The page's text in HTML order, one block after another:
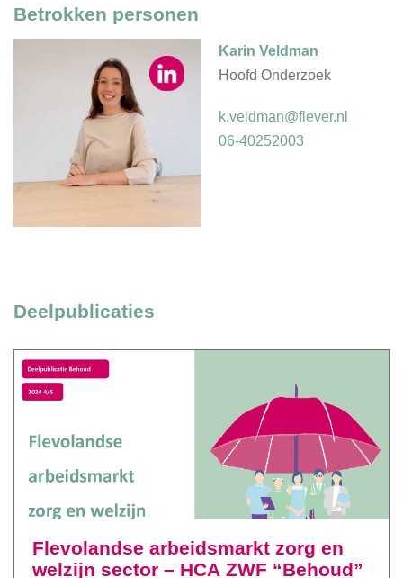
Betrokken personen
Karin Veldman
Hoofd Onderzoek
k.veldman@flever.nl
06-40252003
Deelpublicaties
Flevolandse arbeidsmarkt zorg en
welzijn sector – HCA ZWF “Behoud”